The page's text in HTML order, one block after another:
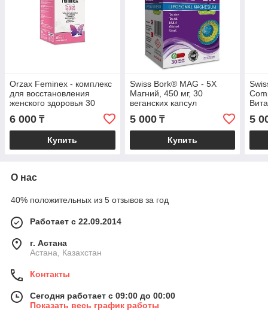
Orzax Feminex - комплекс
для восстановления
женского здоровья 30
таблеток
6 000 ₸
Купить
Swiss Bork® MAG - 5X
Магний, 450 мг, 30
веганских капсул
5 000₸
Купить
5
О нас
40% положительных из 5 отзывов за год
Работает с 22.09.2014
г. Астана
Астана, Казахстан
Контакты
Сегодня работает с 09:00 до 00:00
Показать весь график работы